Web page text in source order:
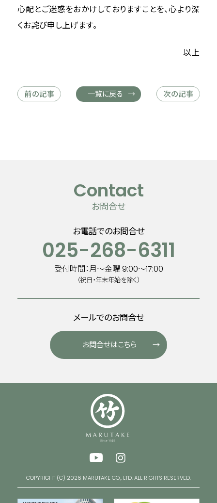
心配とご迷惑をおかけしておりますことを、心より深
くお詫び申し上げます。
以上
一覧に戻る
Contact
お問合せ
お電話でのお問合せ
025-268-6311
受付時間：月～金曜 9:00～17:00
（祝日・年末年始を除く）
メールでのお問合せ
お問合せはこちら
COPYRIGHT (C) 2026 MARUTAKE CO., LTD. ALL RIGHTS RESERVED.